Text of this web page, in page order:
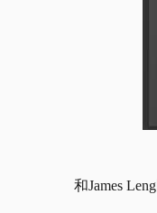
和James Leng